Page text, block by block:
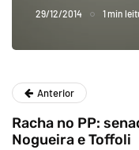
29/12/2014 1 min
Anterior
Racha no PP:
Nogueira e Toffoli